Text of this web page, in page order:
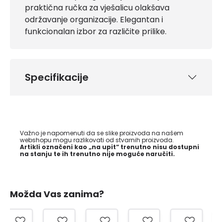
praktična ručka za vješalicu olakšava
održavanje organizacije. Elegantan i
funkcionalan izbor za različite prilike.
Specifikacije
Važno je napomenuti da se slike proizvoda na našem
webshopu mogu razlikovati od stvarnih proizvoda.
Artikli označeni kao „na upit“ trenutno nisu dostupni
na stanju te ih trenutno nije moguće naručiti.
Možda Vas zanima?